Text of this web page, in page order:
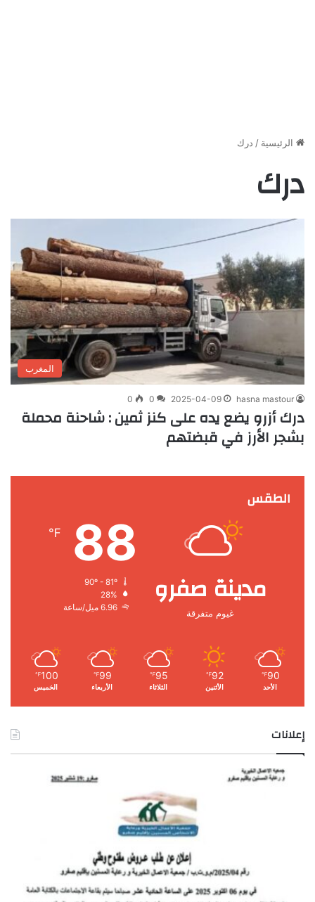
الرئيسية / درك
درك
المغرب
hasna mastour
2025-04-09
0
0
درك أزرو يضع يده على كنز ثمين : شاحنة محملة
بشجر الأرز في قبضتهم
الطقس
مدينة صفرو
غيوم متفرقة
88
℉
28%
6.96 ميل/ساعة
90
℉
الأحد
92
℉
الأثنين
95
℉
الثلاثاء
99
℉
الأربعاء
100
℉
الخميس
إعلانات